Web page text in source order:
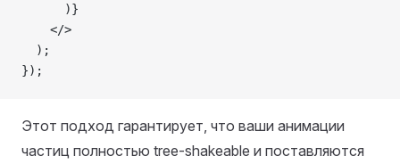
      )}
    </>
  );
});
Этот подход гарантирует, что ваши анимации
частиц полностью tree-shakeable и поставляются